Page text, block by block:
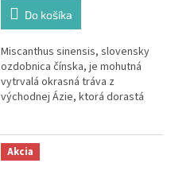
Do košíka
Miscanthus sinensis, slovensky
ozdobnica čínska, je mohutná
vytrvalá okrasná tráva z
východnej Ázie, ktorá dorastá
listov a v záhone pokojne
zaberie miesto solitéra.
Akcia